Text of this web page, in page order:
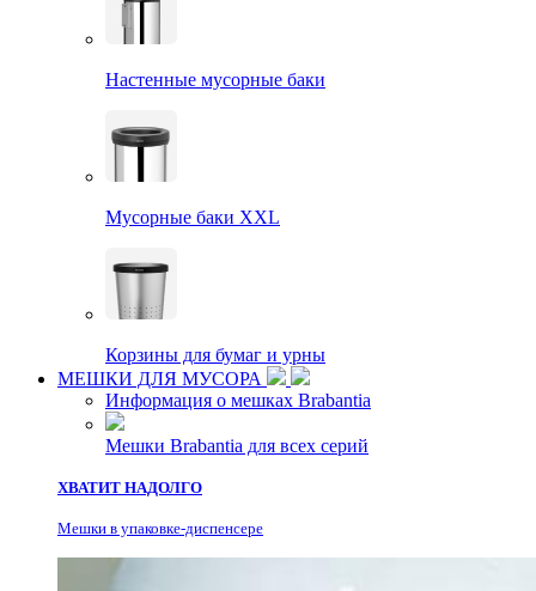
Настенные мусорные баки
Мусорные баки XXL
Корзины для бумаг и урны
МЕШКИ ДЛЯ МУСОРА
Информация о мешках Brabantia
Мешки Brabantia для всех серий
ХВАТИТ НАДОЛГО
Мешки в упаковке-диспенсере